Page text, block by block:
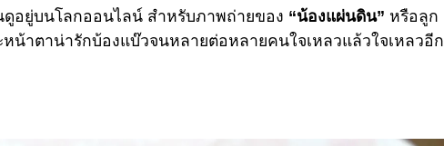
อยู่บนโลกออนไลน์ สำหรับภาพถ่ายของ “น้องแผ่นดิน” หรือลูก
าตาน่ารักบ้องแบ๊วจนหลายต่อหลายคนใจเหลวแล้วใจเหลวอีก